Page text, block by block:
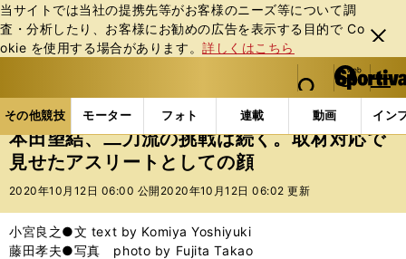
当サイトでは当社の提携先等がお客様のニーズ等について調
査・分析したり、お客様にお勧めの広告を表⽰する⽬的で Co
okie を使⽤する場合があります。詳しくはこちら
閉じ
る
web Sportiva (webスポルティーバ)
検索
マイペ
ー
ジ
メニュ
その他競技 モーター フォト 連載 動画 イン
ス
ポ
ル
バ
その他競技の記事一覧 フィギュア 本田望結、二刀
本田望結、二刀流の挑戦は続く。取材対応で
見せたアスリートとしての顔
2020年10月12日 06:00 公開 2020年10月12日 06:02 更新
小宮良之●文 text by Komiya Yoshiyuki
藤田孝夫●写真 photo by Fujita Takao